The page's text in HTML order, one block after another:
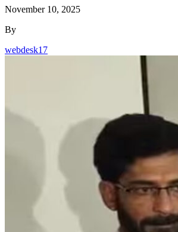
November 10, 2025
By
webdesk17